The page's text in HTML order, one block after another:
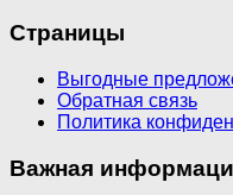
Страницы
Выгодные
Обратная связь
Политика
Важная